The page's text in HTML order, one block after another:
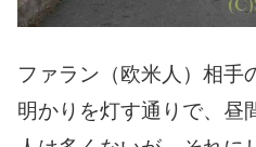
ファラン（欧米人）相手
明かりを灯す通りで、昼